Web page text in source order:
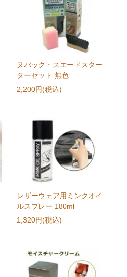
ヌバック・スエードスター
ターセット 無色
2,200円(税込)
レザーウェア用ミンクオイ
ルスプレー 180ml
1,320円(税込)